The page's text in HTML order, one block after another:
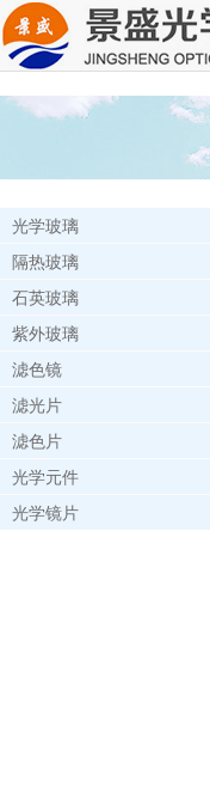
光学玻璃
隔热玻璃
石英玻璃
紫外玻璃
滤色镜
滤光片
滤色片
光学元件
光学镜片